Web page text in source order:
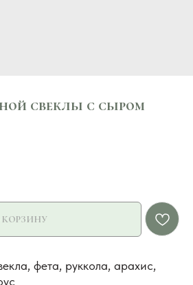
свеклы с сыром
КОРЗИНУ
фета, руккола, арахис,